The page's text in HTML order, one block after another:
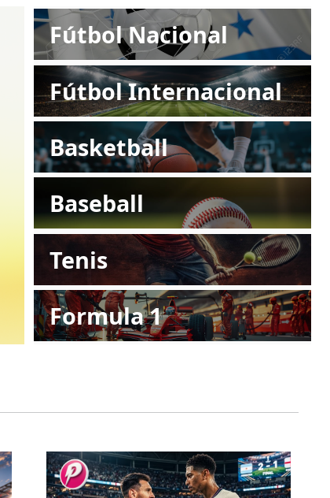
Fútbol Nacional
Fútbol Internacional
Basketball
Baseball
Tenis
Formula 1